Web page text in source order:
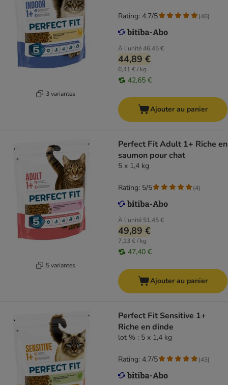
3 variantes
À l'unité46,45 €
44,89 €
6,41 € / kg
42,65 €
Rating: 4.7/5 (46)
Ajouter au panier
5 variantes
Perfect Fit Adult 1+ Riche en
saumon pour chat
5 x 1,4 kg
À l'unité 51,45 €
49,89 €
7,13 € / kg
47,40 €
Rating: 5/5 (4)
Ajouter au panier
Perfect Fit Sensitive 1+
Riche en dinde
lot % : 5 x 1,4 kg
Rating: 4.7/5 (43)